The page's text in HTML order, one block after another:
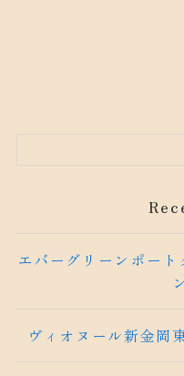
エバーグリーンポー
ヴィオヌール新金岡